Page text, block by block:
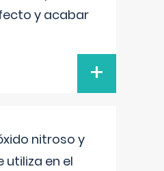
y acabar
+
nitroso y
utiliza en el